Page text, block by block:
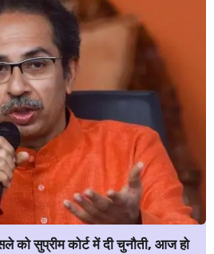
को सुप्रीम कोर्ट में दी चुनौती, आज हो